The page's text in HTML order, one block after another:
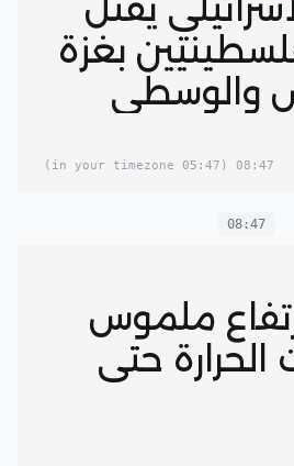
بغزة
والوسطى
08:47
(05:47 in your timezone)
08:47
ملموس
حتى